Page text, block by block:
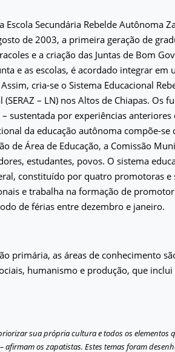
Escola Secundária Rebelde Autônoma
de 2003, a primeira geração de
e a criação das Juntas de Bom
e as escolas, é acordado integrar
cria-se o Sistema Educacional
(SERAZ – LN) nos Altos de Chiapas. Os
sustentada por experiências
da educação autônoma compõe-se
de Área de Educação, a Comissão
estudantes, povos. O sistema
constituído por quatro promotoras
e trabalha na formação de
de férias entre dezembro e janeiro.
primária, as áreas de conhecimento
humanismo e produção, que
sua própria cultura e todos os elementos
afirmam os zapatistas. Estes temas foram